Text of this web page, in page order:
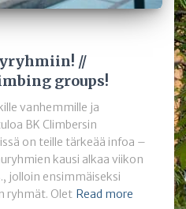
//
groups!
vanhemmille ja
BK Climbersin
on teille tärkeää infoa –
kausi alkaa viikon
jolloin ensimmäiseksi
ryhmät. Olet Read more